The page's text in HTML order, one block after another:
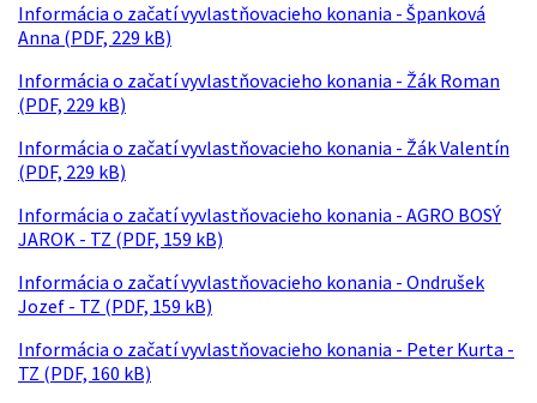
Informácia o začatí vyvlastňovacieho konania - Španková
Anna (PDF, 229 kB)
Informácia o začatí vyvlastňovacieho konania - Žák Roman
(PDF, 229 kB)
Informácia o začatí vyvlastňovacieho konania - Žák Valentín
(PDF, 229 kB)
Informácia o začatí vyvlastňovacieho konania - AGRO BOSÝ
JAROK - TZ (PDF, 159 kB)
Informácia o začatí vyvlastňovacieho konania - Ondrušek
Jozef - TZ (PDF, 159 kB)
Informácia o začatí vyvlastňovacieho konania - Peter Kurta -
TZ (PDF, 160 kB)